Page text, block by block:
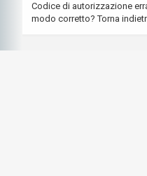
Codice di autorizzazione
modo corretto? Torna